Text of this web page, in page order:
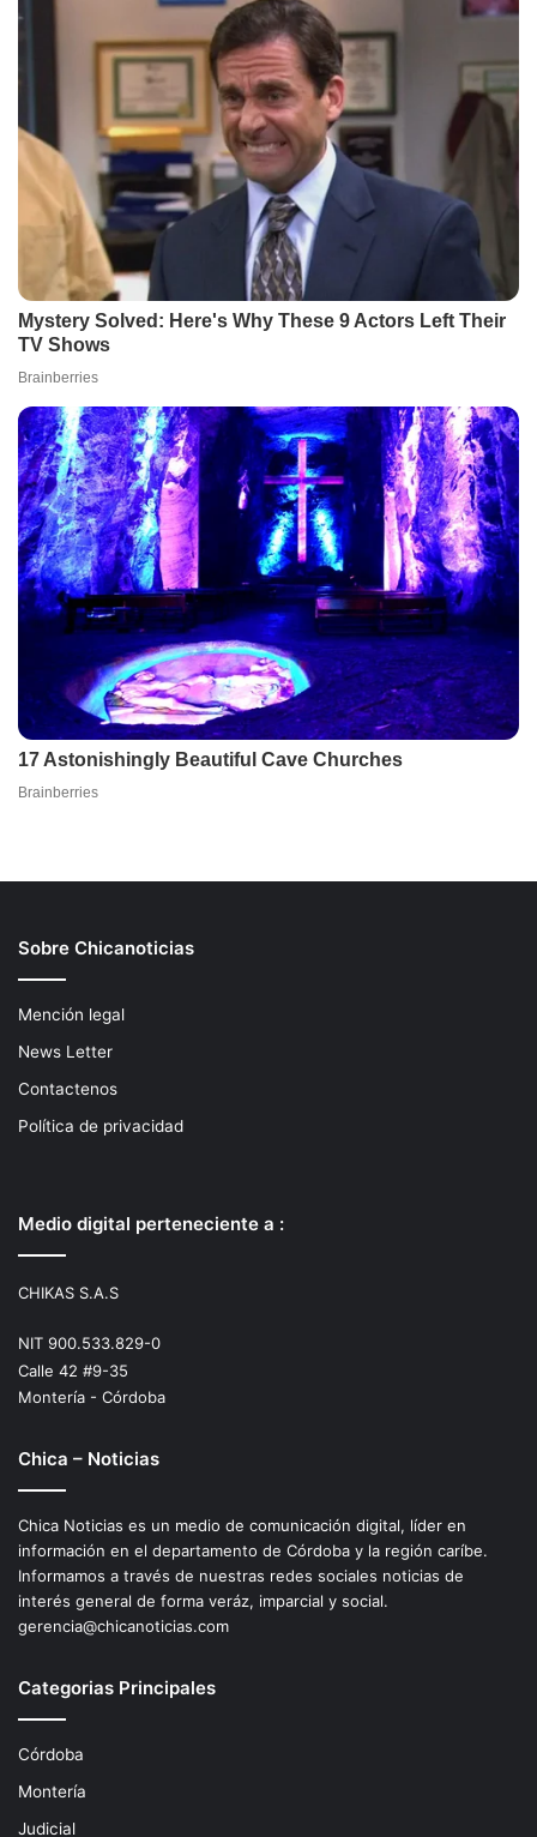
Sobre Chicanoticias
Mención legal
News Letter
Contactenos
Política de privacidad
Medio digital perteneciente a :
CHIKAS S.A.S
NIT 900.533.829-0
Calle 42 #9-35
Montería - Córdoba
Chica – Noticias
Chica Noticias es un medio de comunicación digital, líder en
información en el departamento de Córdoba y la región caríbe.
Informamos a través de nuestras redes sociales noticias de
interés general de forma veráz, imparcial y social.
gerencia@chicanoticias.com
Categorias Principales
Córdoba
Montería
Judicial